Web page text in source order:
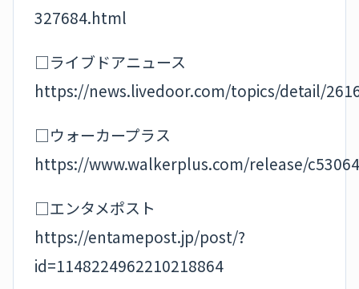
327684.html
□ライブドアニュース
https://news.livedoor.com/topics/detail/
□ウォーカープラス
https://www.walkerplus.com/release/
□エンタメポスト
https://entamepost.jp/post/?
id=1148224962210218864